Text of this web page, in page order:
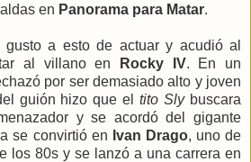
en Panorama para Matar.
a esto de actuar y acudió al
al villano en
Rocky IV. En un
por ser demasiado alto y joven
guión hizo que eltito Slybuscara
y se acordó del gigante
se convirtió en Ivan Drago, uno de
los 80s y se lanzó a una carrera en